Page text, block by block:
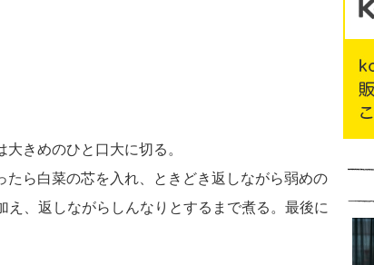
きめのひと口大に切る。
ら白菜の芯を入れ、ときどき返しながら弱めの
、返しながらしんなりとするまで煮る。最後に